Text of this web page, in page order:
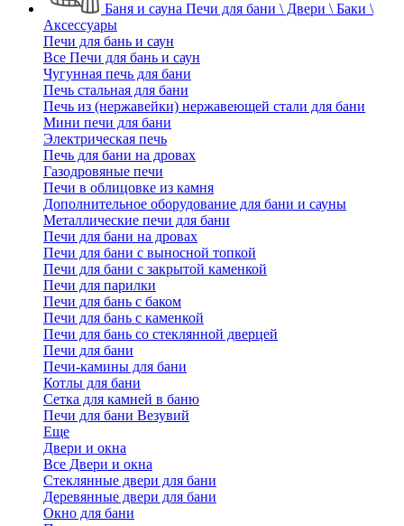
Баня и сауна Печи для бани \ Двери \ Баки \
Аксессуары
Печи для бань и саун
Все Печи для бань и саун
Чугунная печь для бани
Печь стальная для бани
Печь из (нержавейки) нержавеющей стали для бани
Мини печи для бани
Электрическая печь
Печь для бани на дровах
Газодровяные печи
Печи в облицовке из камня
Дополнительное оборудование для бани и сауны
Металлические печи для бани
Печи для бани на дровах
Печи для бани с выносной топкой
Печи для бани с закрытой каменкой
Печи для парилки
Печи для бань с баком
Печи для бань с каменкой
Печи для бань со стеклянной дверцей
Печи для бани
Печи-камины для бани
Котлы для бани
Сетка для камней в баню
Печи для бани Везувий
Еще
Двери и окна
Все Двери и окна
Стеклянные двери для бани
Деревянные двери для бани
Окно для бани